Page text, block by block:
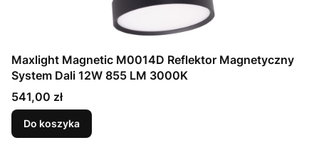
Maxlight Magnetic M0014D Reflektor Magnetyczny
System Dali 12W 855 LM 3000K
Cena
541,00 zł
Do koszyka